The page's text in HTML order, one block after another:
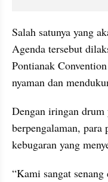
Salah satunya yang
Agenda tersebut
Pontianak
nyaman dan
Dengan iringan
berpengalaman,
kebugaran yang
“Kami sangat